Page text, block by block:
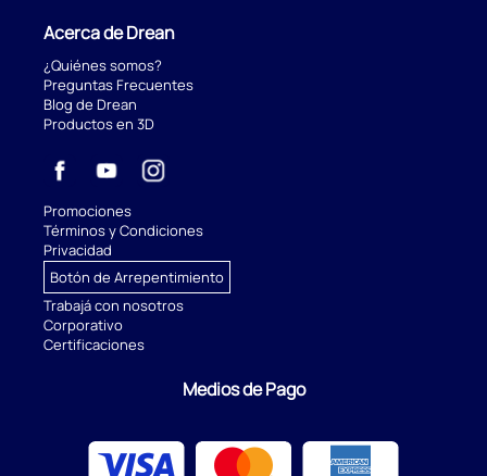
Acerca de Drean
¿Quiénes somos?
Preguntas Frecuentes
Blog de Drean
Productos en 3D
Promociones
Términos y Condiciones
Privacidad
Botón de Arrepentimiento
Trabajá con nosotros
Corporativo
Certificaciones
Medios de Pago